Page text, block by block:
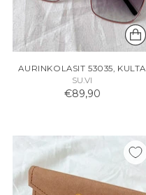
AURINKOLASIT 53035, KULTA
SU.VI
€89,90